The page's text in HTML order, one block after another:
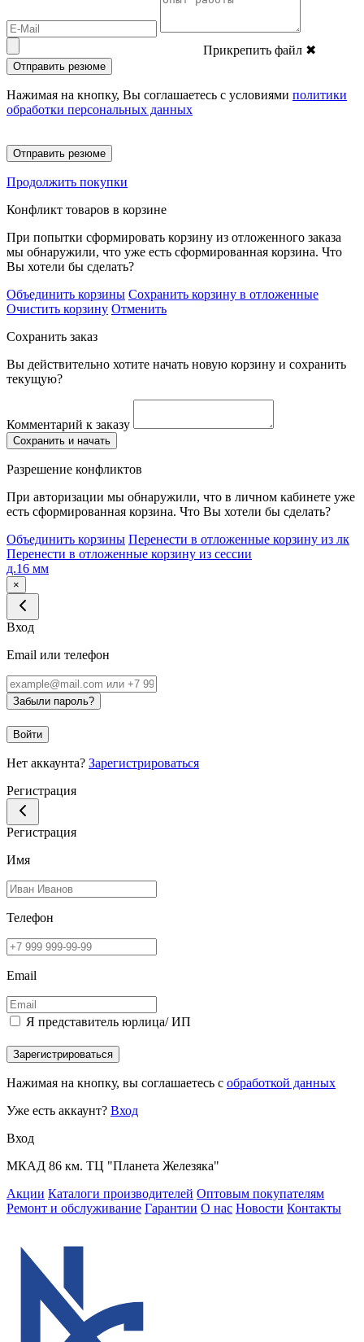
Прикрепить файл ✖
Отправить резюме
Нажимая на кнопку, Вы соглашаетесь с условиями политики
обработки персональных данных
Отправить резюме
Продолжить покупки
Конфликт товаров в корзине
При попытки сформировать корзину из отложенного заказа
мы обнаружили, что уже есть сформированная корзина. Что
Вы хотели бы сделать?
Объединить корзины Сохранить корзину в отложенные
Очистить корзину Отменить
Сохранить заказ
Вы действительно хотите начать новую корзину и сохранить
текущую?
Комментарий к заказу
Сохранить и начать
Разрешение конфликтов
При авторизации мы обнаружили, что в личном кабинете уже
есть сформированная корзина. Что Вы хотели бы сделать?
Объединить корзины Перенести в отложенные корзину из лк
Перенести в отложенные корзину из сессии
д.16 мм
×
Вход
Email или телефон
Забыли пароль?
Войти
Нет аккаунта? Зарегистрироваться
Регистрация
Регистрация
Имя
Телефон
Email
Я представитель юрлица/ ИП
Зарегистрироваться
Нажимая на кнопку, вы соглашаетесь с обработкой данных
Уже есть аккаунт? Вход
Вход
МКАД 86 км. ТЦ "Планета Железяка"
Акции Каталоги производителей Оптовым покупателям
Ремонт и обслуживание Гарантии О нас Новости Контакты